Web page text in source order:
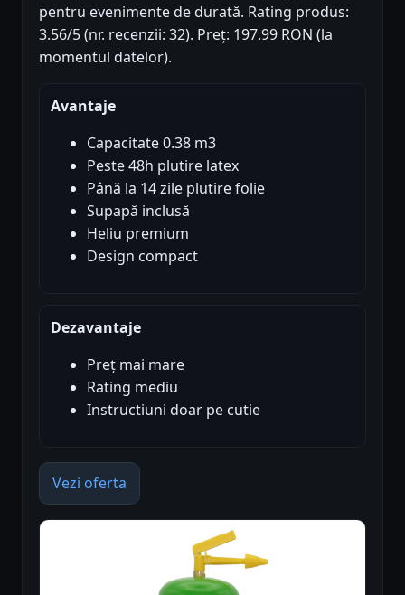
pentru evenimente de durată. Rating produs:
3.56/5 (nr. recenzii: 32). Preț: 197.99 RON (la
momentul datelor).
Avantaje
Capacitate 0.38 m3
Peste 48h plutire latex
Până la 14 zile plutire folie
Supapă inclusă
Heliu premium
Design compact
Dezavantaje
Preț mai mare
Rating mediu
Instructiuni doar pe cutie
Vezi oferta